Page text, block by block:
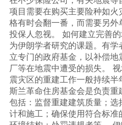
项目需要在购买主要险种如
格有时会翻一番，而需要另
投保人忽视。 如何建立完善
为伊朗学者研究的课题。有
立专门的政府基金，以补偿
厂等在地震中遭受的损失。
震灾区的重建工作一般持续
斯兰革命住房基金会是负责
包括：监督重建建筑质量；
计和施工；确保使用符合标